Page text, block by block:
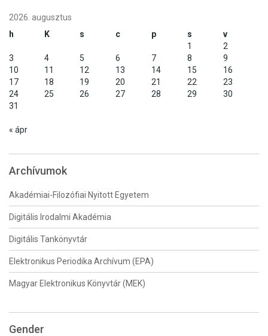
2026. augusztus
h
K s c p s
v
1
2
3
4 5 6 7 8
9
10
11 12 13 14 15
16
17
18 19 20 21 22
23
24
25 26 27 28 29
30
31
« ápr
Archívumok
Akadémiai-Filozófiai Nyitott Egyetem
Digitális Irodalmi Akadémia
Digitális Tankönyvtár
Elektronikus Periodika Archívum (EPA)
Magyar Elektronikus Könyvtár (MEK)
Gender